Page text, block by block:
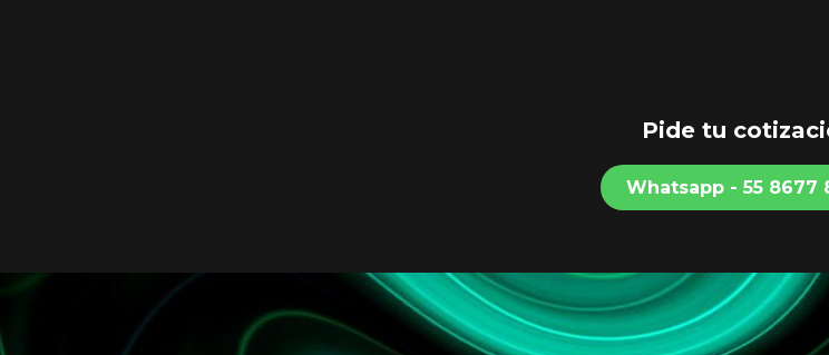
Pide tu
Whatsapp - 55​​​​ 8677